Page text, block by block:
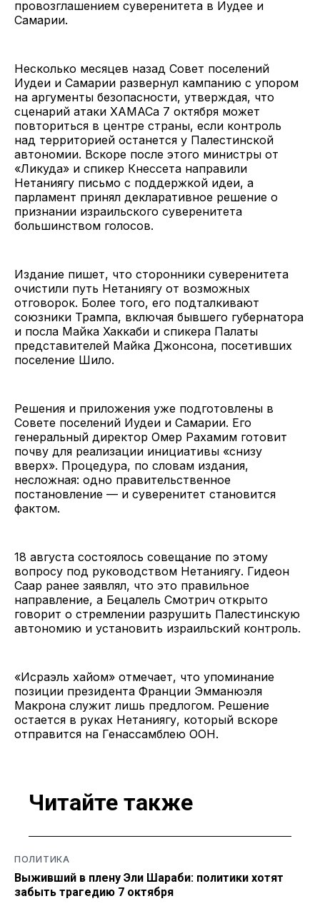
провозглашением суверенитета в Иудее и
Самарии.
Несколько месяцев назад Совет поселений
Иудеи и Самарии развернул кампанию с упором
на аргументы безопасности, утверждая, что
сценарий атаки ХАМАСа 7 октября может
повториться в центре страны, если контроль
над территорией останется у Палестинской
автономии. Вскоре после этого министры от
«Ликуда» и спикер Кнессета направили
Нетаниягу письмо с поддержкой идеи, а
парламент принял декларативное решение о
признании израильского суверенитета
большинством голосов.
Издание пишет, что сторонники суверенитета
очистили путь Нетаниягу от возможных
отговорок. Более того, его подталкивают
союзники Трампа, включая бывшего губернатора
и посла Майка Хаккаби и спикера Палаты
представителей Майка Джонсона, посетивших
поселение Шило.
Решения и приложения уже подготовлены в
Совете поселений Иудеи и Самарии. Его
генеральный директор Омер Рахамим готовит
почву для реализации инициативы «снизу
вверх». Процедура, по словам издания,
несложная: одно правительственное
постановление — и суверенитет становится
фактом.
18 августа состоялось совещание по этому
вопросу под руководством Нетаниягу. Гидеон
Саар ранее заявлял, что это правильное
направление, а Бецалель Смотрич открыто
говорит о стремлении разрушить Палестинскую
автономию и установить израильский контроль.
«Исраэль хайом» отмечает, что упоминание
позиции президента Франции Эмманюэля
Макрона служит лишь предлогом. Решение
остается в руках Нетаниягу, который вскоре
отправится на Генассамблею ООН.
Читайте также
ПОЛИТИКА
Выживший в плену Эли Шараби: политики хотят
забыть трагедию 7 октября